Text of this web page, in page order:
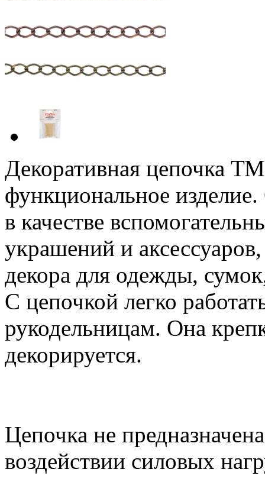
Декоративная цепочка
функциональное
в качестве
украшений и
декора для одежды,
С цепочкой легко
рукодельницам. Она
декорируется.
Цепочка не
воздействии силовых